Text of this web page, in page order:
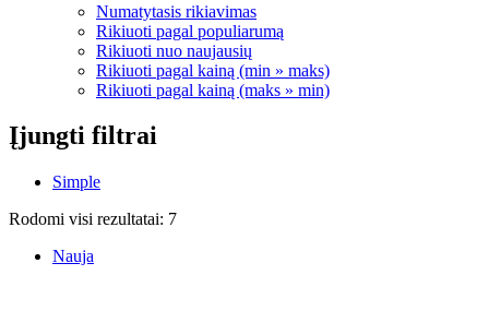
Numatytasis rikiavimas
Rikiuoti pagal populiarumą
Rikiuoti nuo naujausių
Rikiuoti pagal kainą (min » maks)
Rikiuoti pagal kainą (maks » min)
Įjungti filtrai
Simple
Rodomi visi rezultatai: 7
Nauja